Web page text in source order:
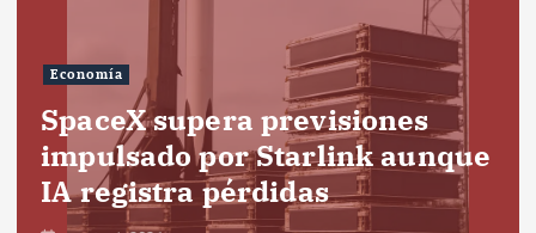
Economía
SpaceX supera previsiones
impulsado por Starlink aunque
IA registra pérdidas